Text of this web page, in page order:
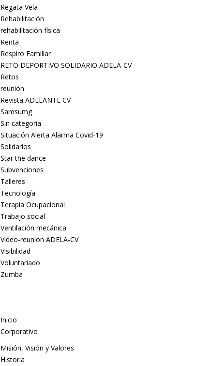
Regata Vela
Rehabilitación
rehabilitación física
Renta
Respiro Familiar
RETO DEPORTIVO SOLIDARIO ADELA-CV
Retos
reunión
Revista ADELANTE CV
Samsumg
Sin categoría
Situación Alerta Alarma Covid-19
Solidarios
Star the dance
Subvenciones
Talleres
Tecnología
Terapia Ocupacional
Trabajo social
Ventilación mecánica
Video-reunión ADELA-CV
Visibilidad
Voluntariado
Zumba
Inicio
Corporativo
Misión, Visión y Valores
Historia